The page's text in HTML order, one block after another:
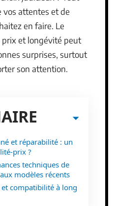
vos attentes et de
en faire. Le
et longévité peut
surprises, surtout
son attention.
et réparabilité : un
prix ?
techniques de
modèles récents
et compatibilité à long